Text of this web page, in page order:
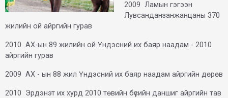
2009 Ламын гэгээн
Лувсанданзанжанцаны 370
жилийн ой айргийн гурав
2010 АХ-ын 89 жилийн ой Үндэсний их баяр наадам - 2010
айргийн гурав
2009 АХ - ын 88 жил Үндэсний их баяр наадам айргийн дөрөв
2010 Эрдэнэт их хурд 2010 төвийн бүсийн даншиг айргийн тав